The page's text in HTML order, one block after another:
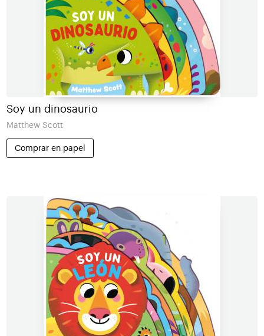
Soy un dinosaurio
Matthew Scott
Comprar en papel